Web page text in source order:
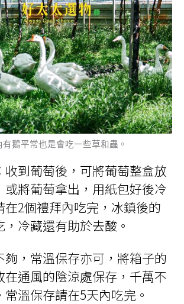
有鵝平常也是會吃一些草和蟲。
收到葡萄後，可將葡萄整盒放
或將葡萄拿出，用紙包好後冷
在2個禮拜內吃完，冰鎮後的
冷藏還有助於去酸。
夠，常溫保存亦可，將箱子的
在通風的陰涼處保存，千萬不
溫保存請在5天內吃完。